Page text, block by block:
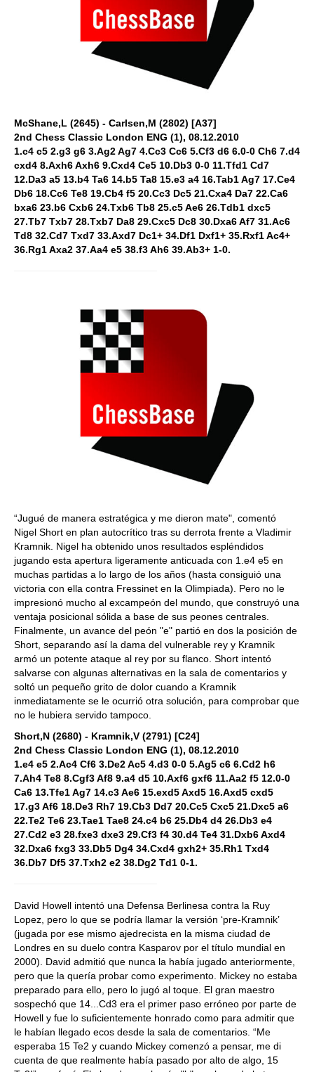
McShane,L (2645) - Carlsen,M (2802) [A37]
2nd Chess Classic London ENG (1), 08.12.2010
1.c4 c5 2.g3 g6 3.Ag2 Ag7 4.Cc3 Cc6 5.Cf3 d6 6.0-0 Ch6 7.d4
cxd4 8.Axh6 Axh6 9.Cxd4 Ce5 10.Db3 0-0 11.Tfd1 Cd7
12.Da3 a5 13.b4 Ta6 14.b5 Ta8 15.e3 a4 16.Tab1 Ag7 17.Ce4
Db6 18.Cc6 Te8 19.Cb4 f5 20.Cc3 Dc5 21.Cxa4 Da7 22.Ca6
bxa6 23.b6 Cxb6 24.Txb6 Tb8 25.c5 Ae6 26.Tdb1 dxc5
27.Tb7 Txb7 28.Txb7 Da8 29.Cxc5 Dc8 30.Dxa6 Af7 31.Ac6
Td8 32.Cd7 Txd7 33.Axd7 Dc1+ 34.Df1 Dxf1+ 35.Rxf1 Ac4+
36.Rg1 Axa2 37.Aa4 e5 38.f3 Ah6 39.Ab3+ 1-0.
“Jugué de manera estratégica y me dieron mate", comentó
Nigel Short en plan autocrítico tras su derrota frente a Vladimir
Kramnik. Nigel ha obtenido unos resultados espléndidos
jugando esta apertura ligeramente anticuada con 1.e4 e5 en
muchas partidas a lo largo de los años (hasta consiguió una
victoria con ella contra Fressinet en la Olimpiada). Pero no le
impresionó mucho al excampeón del mundo, que construyó una
ventaja posicional sólida a base de sus peones centrales.
Finalmente, un avance del peón "e" partió en dos la posición de
Short, separando así la dama del vulnerable rey y Kramnik
armó un potente ataque al rey por su flanco. Short intentó
salvarse con algunas alternativas en la sala de comentarios y
soltó un pequeño grito de dolor cuando a Kramnik
inmediatamente se le ocurrió otra solución, para comprobar que
no le hubiera servido tampoco.
Short,N (2680) - Kramnik,V (2791) [C24]
2nd Chess Classic London ENG (1), 08.12.2010
1.e4 e5 2.Ac4 Cf6 3.De2 Ac5 4.d3 0-0 5.Ag5 c6 6.Cd2 h6
7.Ah4 Te8 8.Cgf3 Af8 9.a4 d5 10.Axf6 gxf6 11.Aa2 f5 12.0-0
Ca6 13.Tfe1 Ag7 14.c3 Ae6 15.exd5 Axd5 16.Axd5 cxd5
17.g3 Af6 18.De3 Rh7 19.Cb3 Dd7 20.Cc5 Cxc5 21.Dxc5 a6
22.Te2 Te6 23.Tae1 Tae8 24.c4 b6 25.Db4 d4 26.Db3 e4
27.Cd2 e3 28.fxe3 dxe3 29.Cf3 f4 30.d4 Te4 31.Dxb6 Axd4
32.Dxa6 fxg3 33.Db5 Dg4 34.Cxd4 gxh2+ 35.Rh1 Txd4
36.Db7 Df5 37.Txh2 e2 38.Dg2 Td1 0-1.
David Howell intentó una Defensa Berlinesa contra la Ruy
Lopez, pero lo que se podría llamar la versión ‘pre-Kramnik’
(jugada por ese mismo ajedrecista en la misma ciudad de
Londres en su duelo contra Kasparov por el título mundial en
2000). David admitió que nunca la había jugado anteriormente,
pero que la quería probar como experimento. Mickey no estaba
preparado para ello, pero lo jugó al toque. El gran maestro
sospechó que 14...Cd3 era el primer paso erróneo por parte de
Howell y fue lo suficientemente honrado como para admitir que
le habían llegado ecos desde la sala de comentarios. “Me
esperaba 15 Te2 y cuando Mickey comenzó a pensar, me di
cuenta de que realmente había pasado por alto de algo, 15